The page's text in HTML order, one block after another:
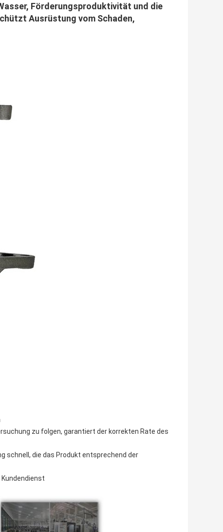
Förderungsproduktivität und die
Ausrüstung vom Schaden,
zu folgen, garantiert der korrekten Rate des
schnell, die das Produkt entsprechend der